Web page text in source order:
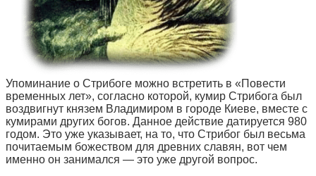
Упоминание о Стрибоге можно встретить в «Повести
временных лет», согласно которой, кумир Стрибога был
воздвигнут князем Владимиром в городе Киеве, вместе с
кумирами других богов. Данное действие датируется 980
годом. Это уже указывает, на то, что Стрибог был весьма
почитаемым божеством для древних славян, вот чем
именно он занимался — это уже другой вопрос.